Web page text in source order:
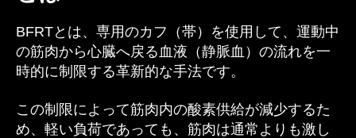
BFRTとは、専用のカフ（帯）を使用して、運動中
の筋肉から心臓へ戻る血液（静脈血）の流れを一
時的に制限する革新的な手法です。
この制限によって筋肉内の酸素供給が減少するた
め、軽い負荷であっても、筋肉は通常よりも激し